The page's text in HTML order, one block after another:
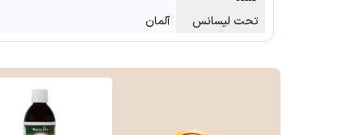
تحت لیسانس
آلمان